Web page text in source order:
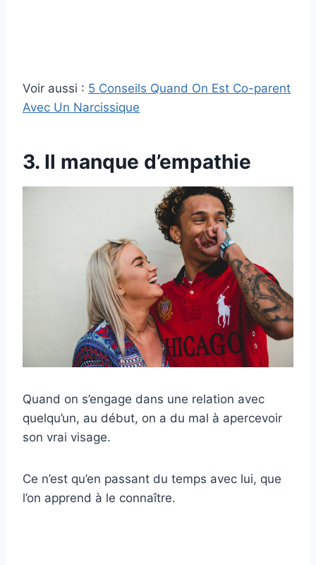
Voir aussi : 5 Conseils Quand On Est Co-parent
Avec Un Narcissique
3. Il manque d’empathie
Quand on s’engage dans une relation avec
quelqu’un, au début, on a du mal à apercevoir
son vrai visage.
Ce n’est qu’en passant du temps avec lui, que
l’on apprend à le connaître.